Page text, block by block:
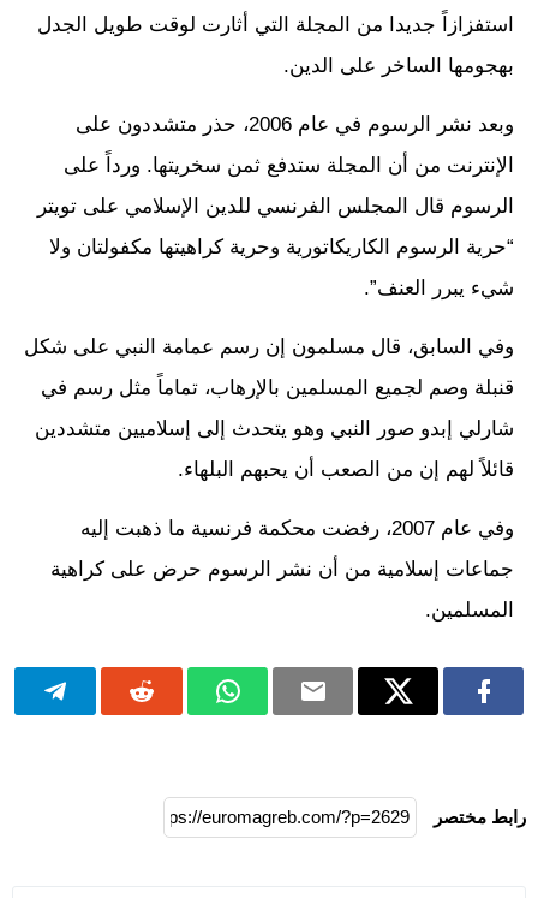
استفزازاً جديدا من المجلة التي أثارت لوقت طويل الجدل
بهجومها الساخر على الدين.
وبعد نشر الرسوم في عام 2006، حذر متشددون على
الإنترنت من أن المجلة ستدفع ثمن سخريتها. ورداً على
الرسوم قال المجلس الفرنسي للدين الإسلامي على تويتر
“حرية الرسوم الكاريكاتورية وحرية كراهيتها مكفولتان ولا
شيء يبرر العنف”.
وفي السابق، قال مسلمون إن رسم عمامة النبي على شكل
قنبلة وصم لجميع المسلمين بالإرهاب، تماماً مثل رسم في
شارلي إبدو صور النبي وهو يتحدث إلى إسلاميين متشددين
قائلاً لهم إن من الصعب أن يحبهم البلهاء.
وفي عام 2007، رفضت محكمة فرنسية ما ذهبت إليه
جماعات إسلامية من أن نشر الرسوم حرض على كراهية
المسلمين.
رابط مختصر